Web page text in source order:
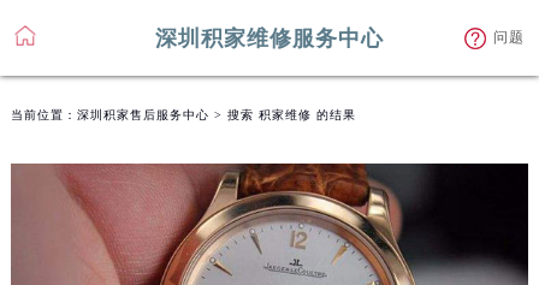
深圳积家维修服务中心 问题
当前位置： 深圳积家售后服务中心 > 搜索 积家维修 的结果